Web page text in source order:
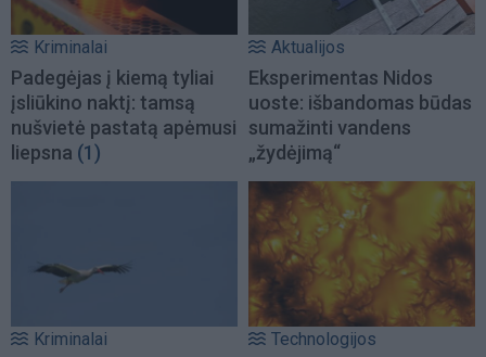
Kriminalai
Padegėjas į kiemą tyliai
įsliūkino naktį: tamsą
nušvietė pastatą apėmusi
liepsna (1)
Aktualijos
Eksperimentas Nidos
uoste: išbandomas būdas
sumažinti vandens
„žydėjimą“
Kriminalai Technologijos